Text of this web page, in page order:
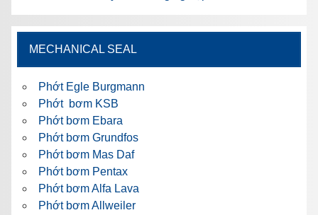
MECHANICAL SEAL
Phớt Egle Burgmann
Phớt bơm KSB
Phớt bơm Ebara
Phớt bơm Grundfos
Phớt bơm Mas Daf
Phớt bơm Pentax
Phớt bơm Alfa Lava
Phớt bơm Allweiler